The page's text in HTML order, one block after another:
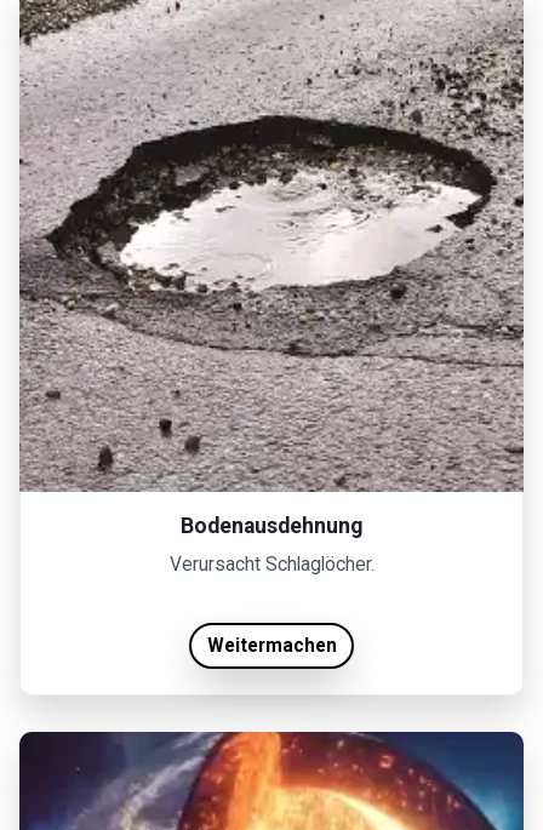
Bodenausdehnung
Verursacht Schlaglöcher.
Weitermachen